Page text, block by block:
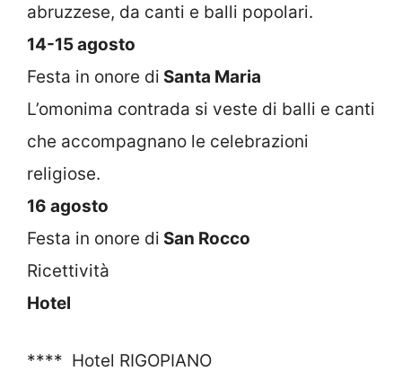
abruzzese, da canti e balli popolari.
14-15 agosto
Festa in onore di Santa Maria
L’omonima contrada si veste di balli e canti
che accompagnano le celebrazioni
religiose.
16 agosto
Festa in onore di San Rocco
Ricettività
Hotel
**** Hotel RIGOPIANO